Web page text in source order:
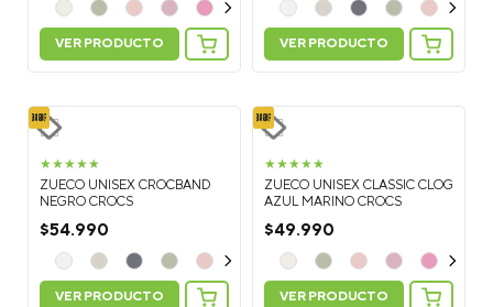
VER PRODUCTO VER PRODUCTO
★★★★★
ZUECO UNISEX CROCBAND
NEGRO CROCS
$54.990
VER PRODUCTO
★★★★★
ZUECO UNISEX CLASSIC CLOG
AZUL MARINO CROCS
$49.990
VER PRODUCTO